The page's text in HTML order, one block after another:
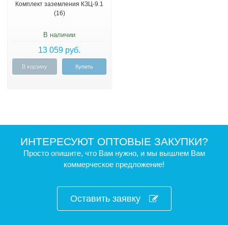
Комплект заземления КЗЦ-9.1
(16)
В наличии
13 059 руб.
В корзину Купить
ИНТЕРЕСУЮТ ОПТОВЫЕ ЗАКУПКИ?
Просто опишите, что Вам нужно, и мы вышлем Вам
коммерческое предложение!
Оставить заявку